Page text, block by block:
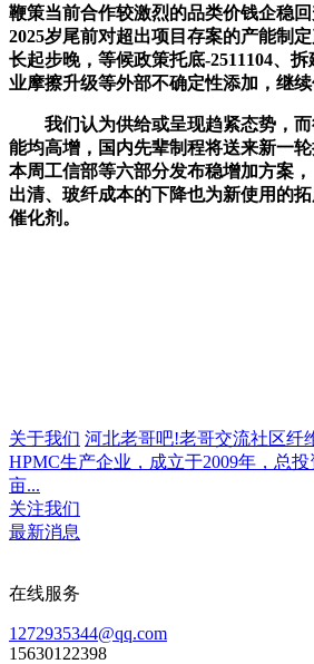
鞭策当前合作较激烈的品类价钱企稳
2025岁尾前对超出项目存案的产能制
长起步晚，等候政策托底-2511104、
业摩擦升级等外部不确定性添加，继续
我们认为供给或呈现趋紧态势，而
能均高增，国内先辈制程将送来新一轮
本周工信部等六部分发布稳增加方案
出清、玻纤成本的下降也为新使用的
催化剂。
关于我们 河北老哥吧!老哥交流社区纤
HPMC生产企业，成立于2009年，总投
亩...
关注我们
最新消息
在线服务
1272935344@qq.com
15630122398